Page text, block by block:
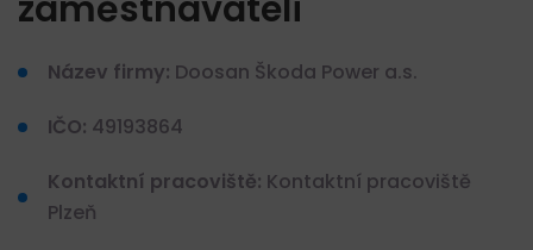
Název firmy: Doosan Škoda Power a.s.
IČO: 49193864
Kontaktní pracoviště: Kontaktní pracoviště
Plzeň